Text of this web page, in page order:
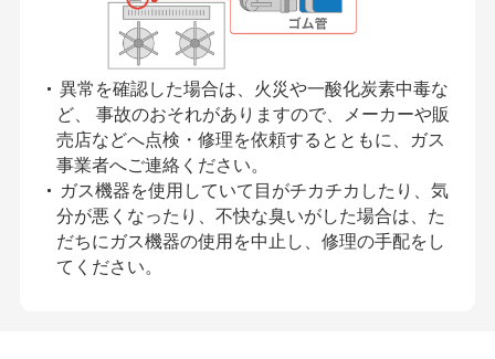
異常を確認した場合は、火災や一酸化炭素中毒な
ど、 事故のおそれがありますので、メーカーや販
売店などへ点検・修理を依頼するとともに、ガス
事業者へご連絡ください。
ガス機器を使用していて目がチカチカしたり、気
分が悪くなったり、不快な臭いがした場合は、た
だちにガス機器の使用を中止し、修理の手配をし
てください。